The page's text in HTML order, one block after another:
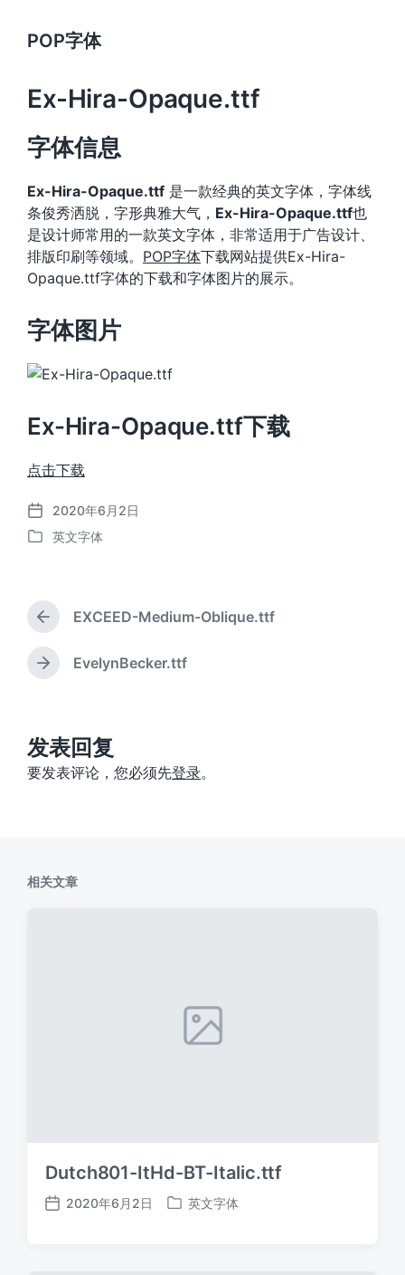
POP字体
Ex-Hira-Opaque.ttf
字体信息
Ex-Hira-Opaque.ttf 是一款经典的英文字体，字体线
条俊秀洒脱，字形典雅大气， Ex-Hira-Opaque.ttf也
是设计师常用的一款英文字体，非常适用于广告设计、
排版印刷等领域。 POP字体下载网站提供Ex-Hira-
Opaque.ttf字体的下载和字体图片的展示。
字体图片
Ex-Hira-Opaque.ttf下载
点击下载
发
布
2020年6月2日
发
英文字体
上
篇
文
章
EXCEED-Medium-Oblique.ttf
下
：
EvelynBecker.ttf
发表回复
要发表评论，您必须先登录。
相关文章
Dutch801-ItHd-BT-Italic.ttf
发
2020年6月2日
发
英文字体